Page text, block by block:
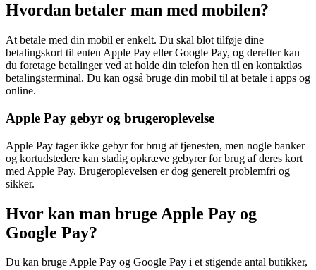
Hvordan betaler man med mobilen?
At betale med din mobil er enkelt. Du skal blot tilføje dine
betalingskort til enten Apple Pay eller Google Pay, og derefter kan
du foretage betalinger ved at holde din telefon hen til en kontaktløs
betalingsterminal. Du kan også bruge din mobil til at betale i apps og
online.
Apple Pay gebyr og brugeroplevelse
Apple Pay tager ikke gebyr for brug af tjenesten, men nogle banker
og kortudstedere kan stadig opkræve gebyrer for brug af deres kort
med Apple Pay. Brugeroplevelsen er dog generelt problemfri og
sikker.
Hvor kan man bruge Apple Pay og
Google Pay?
Du kan bruge Apple Pay og Google Pay i et stigende antal butikker,